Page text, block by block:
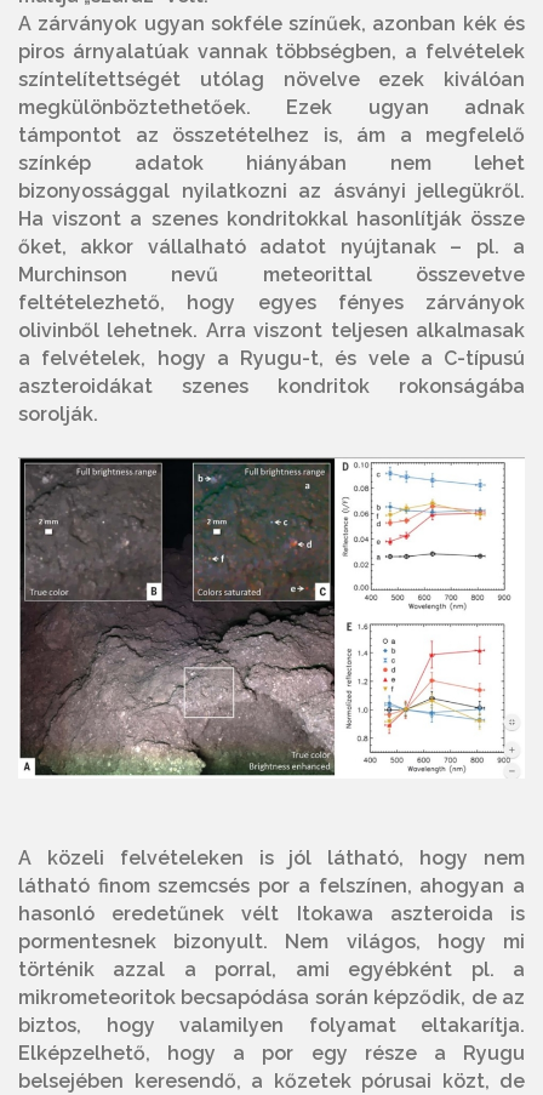
A zárványok ugyan sokféle színűek, azonban kék és
piros árnyalatúak vannak többségben, a felvételek
színtelítettségét utólag növelve ezek kiválóan
megkülönböztethetőek. Ezek ugyan adnak
támpontot az összetételhez is, ám a megfelelő
színkép adatok hiányában nem lehet
bizonyossággal nyilatkozni az ásványi jellegükről.
Ha viszont a szenes kondritokkal hasonlítják össze
őket, akkor vállalható adatot nyújtanak – pl. a
Murchinson nevű meteorittal összevetve
feltételezhető, hogy egyes fényes zárványok
olivinből lehetnek. Arra viszont teljesen alkalmasak
a felvételek, hogy a Ryugu-t, és vele a C-típusú
aszteroidákat szenes kondritok rokonságába
sorolják.
A közeli felvételeken is jól látható, hogy nem
látható finom szemcsés por a felszínen, ahogyan a
hasonló eredetűnek vélt Itokawa aszteroida is
pormentesnek bizonyult. Nem világos, hogy mi
történik azzal a porral, ami egyébként pl. a
mikrometeoritok becsapódása során képződik, de az
biztos, hogy valamilyen folyamat eltakarítja.
Elképzelhető, hogy a por egy része a Ryugu
belsejében keresendő, a kőzetek pórusai közt, de